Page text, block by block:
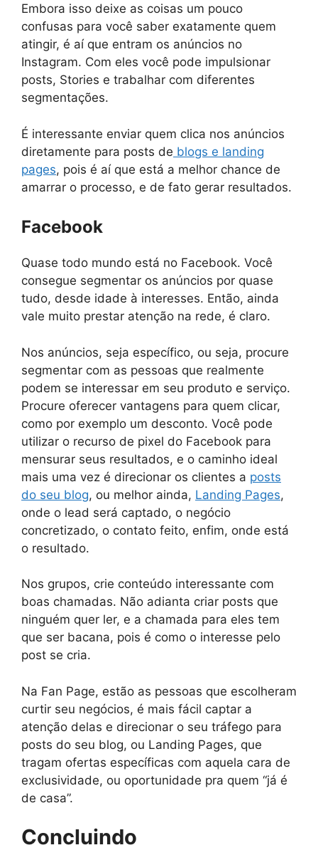
Embora isso deixe as coisas um pouco
confusas para você saber exatamente quem
atingir, é aí que entram os anúncios no
Instagram. Com eles você pode impulsionar
posts, Stories e trabalhar com diferentes
segmentações.
É interessante enviar quem clica nos anúncios
diretamente para posts de blogs e landing
pages, pois é aí que está a melhor chance de
amarrar o processo, e de fato gerar resultados.
Facebook
Quase todo mundo está no Facebook. Você
consegue segmentar os anúncios por quase
tudo, desde idade à interesses. Então, ainda
vale muito prestar atenção na rede, é claro.
Nos anúncios, seja específico, ou seja, procure
segmentar com as pessoas que realmente
podem se interessar em seu produto e serviço.
Procure oferecer vantagens para quem clicar,
como por exemplo um desconto. Você pode
utilizar o recurso de pixel do Facebook para
mensurar seus resultados, e o caminho ideal
mais uma vez é direcionar os clientes a posts
do seu blog, ou melhor ainda, Landing Pages,
onde o lead será captado, o negócio
concretizado, o contato feito, enfim, onde está
o resultado.
Nos grupos, crie conteúdo interessante com
boas chamadas. Não adianta criar posts que
ninguém quer ler, e a chamada para eles tem
que ser bacana, pois é como o interesse pelo
post se cria.
Na Fan Page, estão as pessoas que escolheram
curtir seu negócios, é mais fácil captar a
atenção delas e direcionar o seu tráfego para
posts do seu blog, ou Landing Pages, que
tragam ofertas específicas com aquela cara de
exclusividade, ou oportunidade pra quem “já é
de casa”.
Concluindo